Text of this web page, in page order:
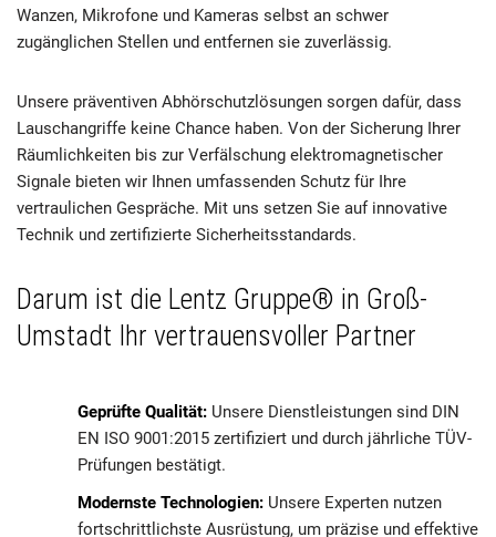
Wanzen, Mikrofone und Kameras selbst an schwer
zugänglichen Stellen und entfernen sie zuverlässig.
Unsere präventiven Abhörschutzlösungen sorgen dafür, dass
Lauschangriffe keine Chance haben. Von der Sicherung Ihrer
Räumlichkeiten bis zur Verfälschung elektromagnetischer
Signale bieten wir Ihnen umfassenden Schutz für Ihre
vertraulichen Gespräche. Mit uns setzen Sie auf innovative
Technik und zertifizierte Sicherheitsstandards.
Darum ist die Lentz Gruppe® in Groß-
Umstadt Ihr vertrauensvoller Partner
Geprüfte Qualität: Unsere Dienstleistungen sind DIN
EN ISO 9001:2015 zertifiziert und durch jährliche TÜV-
Prüfungen bestätigt.
Modernste Technologien: Unsere Experten nutzen
fortschrittlichste Ausrüstung, um präzise und effektive